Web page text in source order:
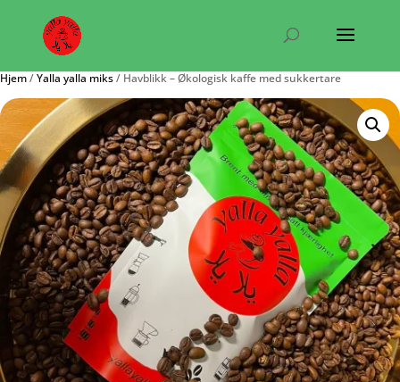
Hjem/Yalla yalla miks/ Havblikk – Økologisk kaffe med sukkertare